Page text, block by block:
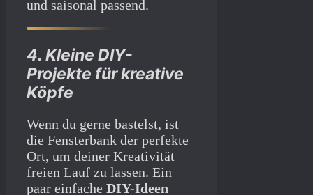
und saisonal passend.
4. Kleine DIY-
Projekte für kreative
Köpfe
Wenn du gerne bastelst, ist
die Fensterbank der perfekte
Ort, um deiner Kreativität
freien Lauf zu lassen. Ein
paar einfache DIY-Ideen